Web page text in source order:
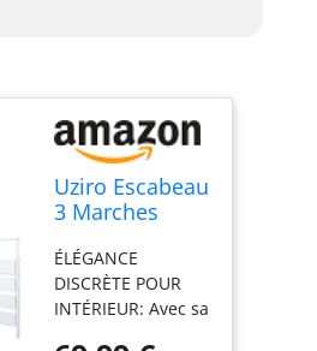
Uziro Escabeau
3 Marches
Blanc
Décoratif,
Marche Pied
Pliable 3
ÉLÉGANCE
DISCRÈTE POUR
INTÉRIEUR: Avec sa